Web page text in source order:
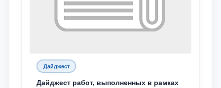
Дайджест
Дайджест работ, выполненных в рамках